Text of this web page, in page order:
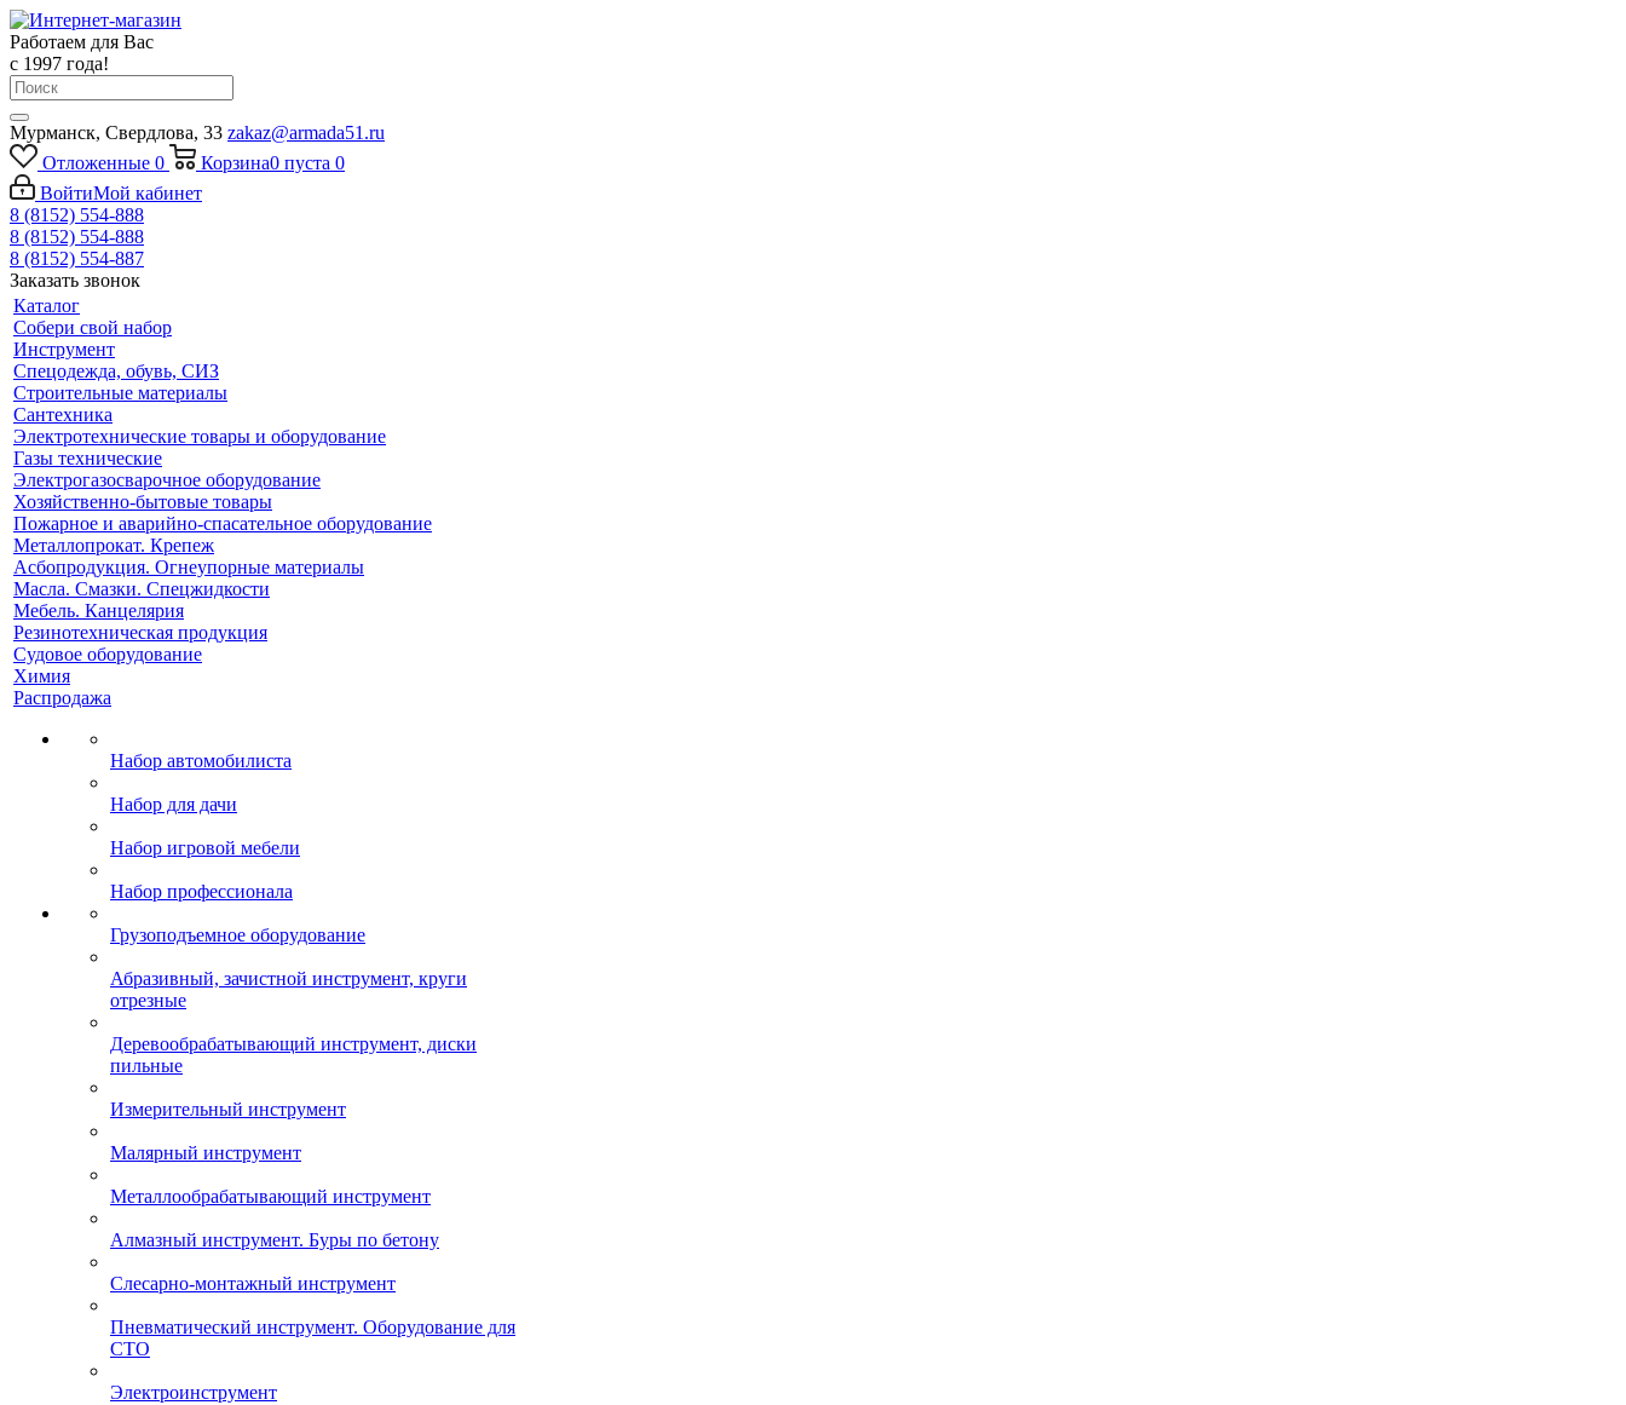
Работаем для Вас
с 1997 года!
Мурманск, Свердлова, 33 zakaz@armada51.ru
Отложенные 0 Корзина0 пуста 0
ВойтиМой кабинет
8 (8152) 554-888
8 (8152) 554-888
8 (8152) 554-887
Заказать звонок
Каталог
Собери свой набор
Инструмент
Спецодежда, обувь, СИЗ
Строительные материалы
Сантехника
Электротехнические товары и оборудование
Газы технические
Электрогазосварочное оборудование
Хозяйственно-бытовые товары
Пожарное и аварийно-спасательное оборудование
Металлопрокат. Крепеж
Асбопродукция. Огнеупорные материалы
Масла. Смазки. Спецжидкости
Мебель. Канцелярия
Резинотехническая продукция
Судовое оборудование
Химия
Распродажа
Набор автомобилиста
Набор для дачи
Набор игровой мебели
Набор профессионала
Грузоподъемное оборудование
Абразивный, зачистной инструмент, круги
отрезные
Деревообрабатывающий инструмент, диски
пильные
Измерительный инструмент
Малярный инструмент
Металлообрабатывающий инструмент
Алмазный инструмент. Буры по бетону
Слесарно-монтажный инструмент
Пневматический инструмент. Оборудование для
СТО
Электроинструмент